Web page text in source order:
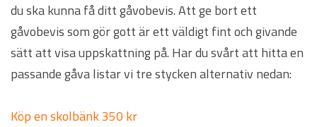
du ska kunna få ditt gåvobevis.Att ge bort ett
gåvobevis som gör gott är ett väldigt fint och givande
sätt att visa uppskattning på. Har du svårt att hitta en
passande gåva listar vi tre stycken alternativ nedan:
Köp en skolbänk 350 kr